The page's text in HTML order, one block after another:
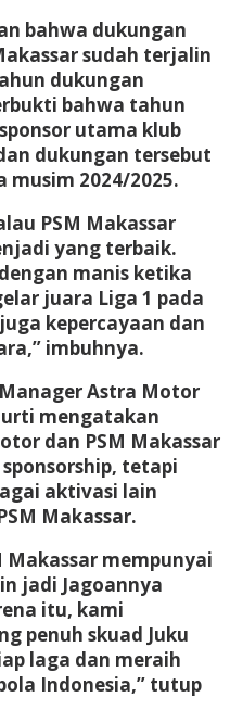
bahwa dukungan
sudah terjalin
dukungan
bahwa tahun
utama klub
dukungan tersebut
2024/2025.
PSM Makassar
yang terbaik.
manis ketika
juara Liga 1 pada
kepercayaan dan
imbuhnya.
Astra Motor
mengatakan
dan PSM Makassar
tetapi
aktivasi lain
Makassar.
Makassar mempunyai
jadi Jagoannya
itu, kami
penuh skuad Juku
laga dan meraih
Indonesia,” tutup